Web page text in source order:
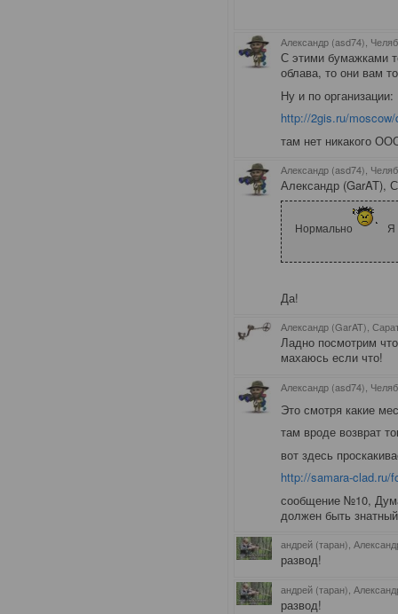
Александр (asd74),
С этими бумажками
облава, то они вам
Ну и по организации:
http://2gis.ru/
там нет никакого
Александр (asd74),
Александр (GarAT),
Нормально Я
Да!
Александр (GarAT),
Ладно посмотрим
махаюсь если что!
Александр (asd74),
Это смотря какие
там вроде возврат
вот здесь
http://samara-clad.ru/
сообщение №10,
должен быть
андрей (таран),
развод!
андрей (таран),
развод!